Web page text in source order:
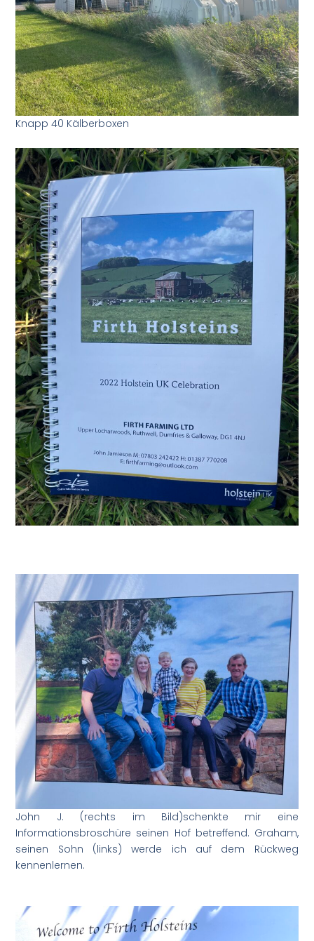
Knapp 40 Kälberboxen
John J. (rechts im Bild)schenkte mir eine
Informationsbroschüre seinen Hof betreffend. Graham,
seinen Sohn (links) werde ich auf dem Rückweg
kennenlernen.